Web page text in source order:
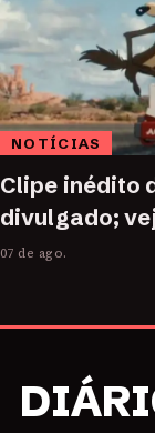
NOTÍCIAS
Clipe inédito
divulgado;
07 de ago.